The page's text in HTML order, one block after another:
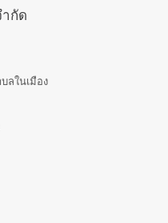
กัด
ลในเมือง